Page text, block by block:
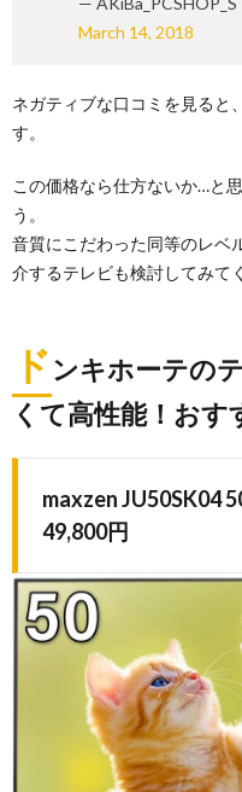
March 14, 2018
ネガティブな口コミを見ると
す。
この価格なら仕方ないか…と
う。
音質にこだわった同等のレベ
介するテレビも検討してみて
ドンキホーテの
くて高性能！お
maxzen JU50SK04
49,800円